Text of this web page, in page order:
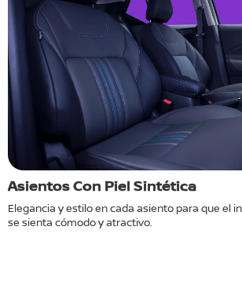
Asientos Con Piel Sintética
Elegancia y estilo en cada asiento para que el
se sienta cómodo y atractivo.